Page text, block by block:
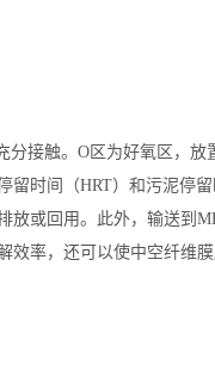
接触。O区为好氧区，
时间（HRT）和污泥停
或回用。此外，输送到
率，还可以使中空纤维